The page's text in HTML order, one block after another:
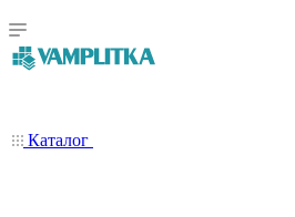
Каталог